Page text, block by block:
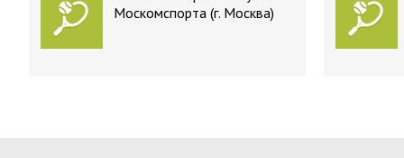
Москомспорта (г. Москва)